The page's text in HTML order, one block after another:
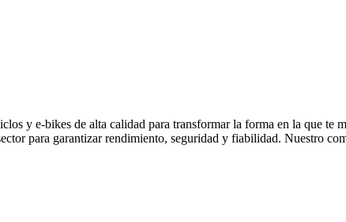
y e-bikes de alta calidad para transformar la forma en la que te
para garantizar rendimiento, seguridad y fiabilidad. Nuestro